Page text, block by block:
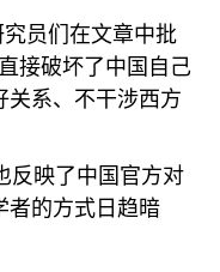
究员们在文章中批
接破坏了中国自己
关系、不干涉西方
反映了中国官方对
者的方式日趋暗